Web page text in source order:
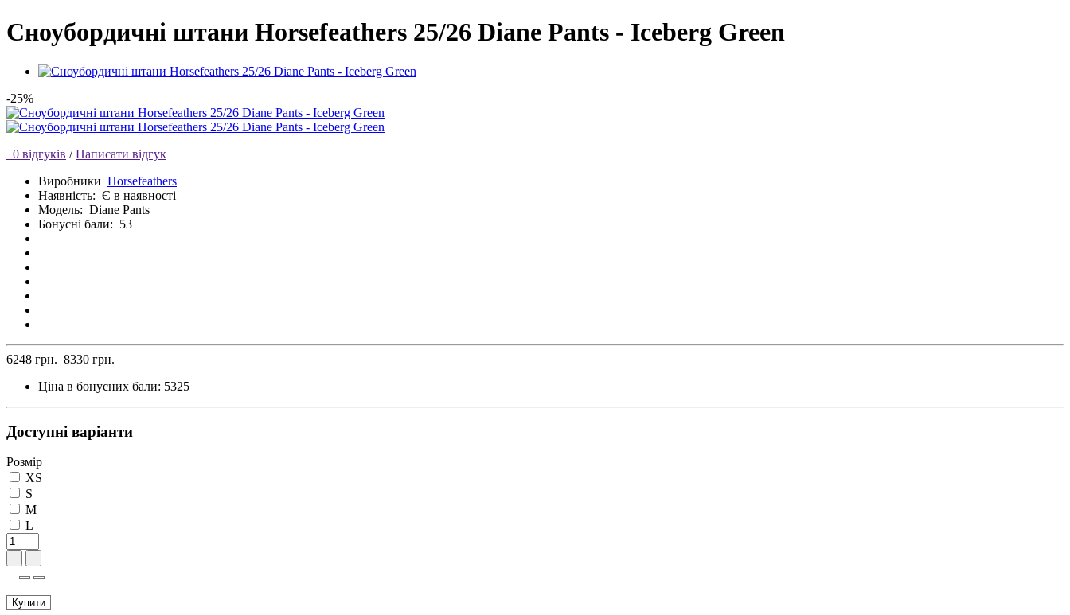
Сноубордичні штани Horsefeathers 25/26 Diane Pants - Iceberg Green
-25%
0 відгуків / Написати відгук
Виробники Horsefeathers
Наявність: Є в наявності
Модель: Diane Pants
Бонусні бали: 53
6248 грн. 8330 грн.
Ціна в бонусних бали: 5325
Доступні варіанти
Розмір
XS
S
M
L
Купити